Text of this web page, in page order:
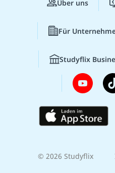
Über uns
Für
Studyflix
© 2026 Studyflix